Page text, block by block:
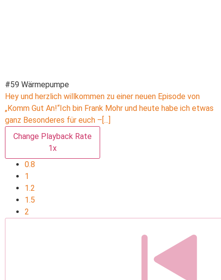
#59 Wärmepumpe
Hey und herzlich willkommen zu einer neuen Episode von
„Komm Gut An!“Ich bin Frank Mohr und heute habe ich etwas
ganz Besonderes für euch –[...]
Change Playback Rate
1x
0.8
1
1.2
1.5
2